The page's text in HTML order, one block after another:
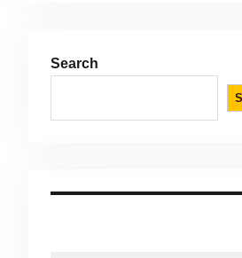
Search